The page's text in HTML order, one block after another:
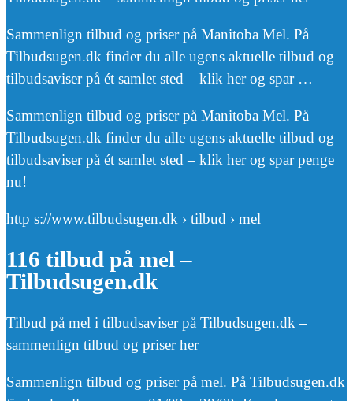
Sammenlign tilbud og priser på Manitoba Mel. På
Tilbudsugen.dk finder du alle ugens aktuelle tilbud og
tilbudsaviser på ét samlet sted – klik her og spar …
Sammenlign tilbud og priser på Manitoba Mel. På
Tilbudsugen.dk finder du alle ugens aktuelle tilbud og
tilbudsaviser på ét samlet sted – klik her og spar penge
nu!
http s://www.tilbudsugen.dk › tilbud › mel
116 tilbud på mel –
Tilbudsugen.dk
Tilbud på mel i tilbudsaviser på Tilbudsugen.dk –
sammenlign tilbud og priser her
Sammenlign tilbud og priser på mel. På Tilbudsugen.dk